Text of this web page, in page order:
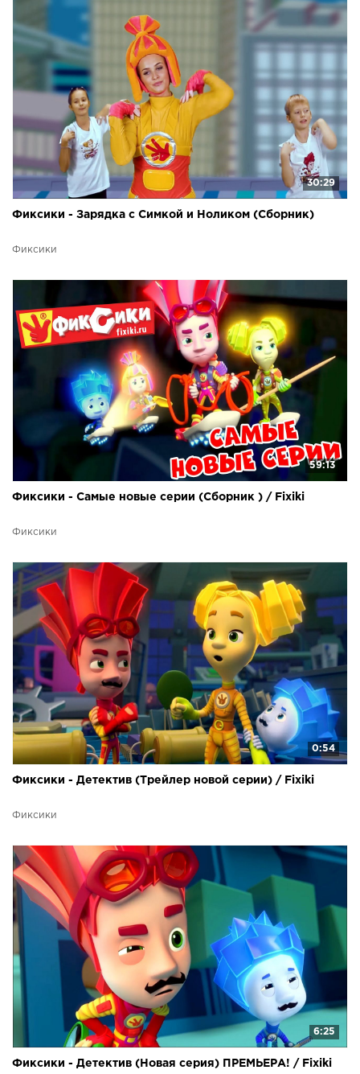
30:29
Фиксики - Зарядка с Симкой и Ноликом (Сборник)
Фиксики
59:13
Фиксики - Самые новые серии (Сборник ) / Fixiki
Фиксики
0:54
Фиксики - Детектив (Трейлер новой серии) / Fixiki
Фиксики
6:25
Фиксики - Детектив (Новая серия) ПРЕМЬЕРА! / Fixiki